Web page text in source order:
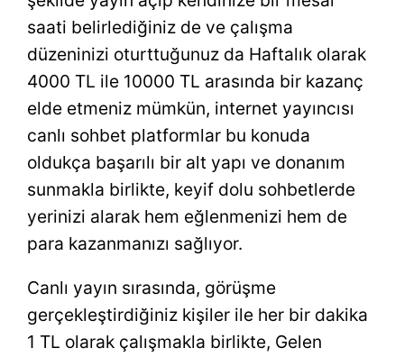
saati belirlediğiniz de ve çalışma
düzeninizi oturttuğunuz da Haftalık olarak
4000 TL ile 10000 TL arasında bir kazanç
elde etmeniz mümkün, internet yayıncısı
canlı sohbet platformlar bu konuda
oldukça başarılı bir alt yapı ve donanım
sunmakla birlikte, keyif dolu sohbetlerde
yerinizi alarak hem eğlenmenizi hem de
para kazanmanızı sağlıyor.
Canlı yayın sırasında, görüşme
gerçekleştirdiğiniz kişiler ile her bir dakika
1 TL olarak çalışmakla birlikte, Gelen